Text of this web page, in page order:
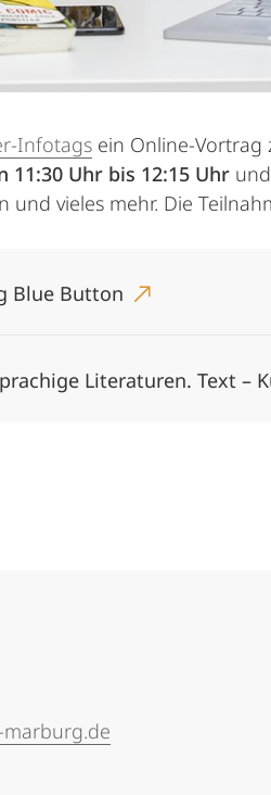
Infotags ein Online-Vortrag
11:30 Uhr bis 12:15 Uhr
vieles mehr. Die
Blue Button
Literaturen. Text –